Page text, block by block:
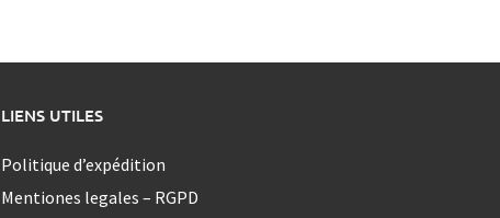
LIENS UTILES
Politique d’expédition
Mentiones legales – RGPD